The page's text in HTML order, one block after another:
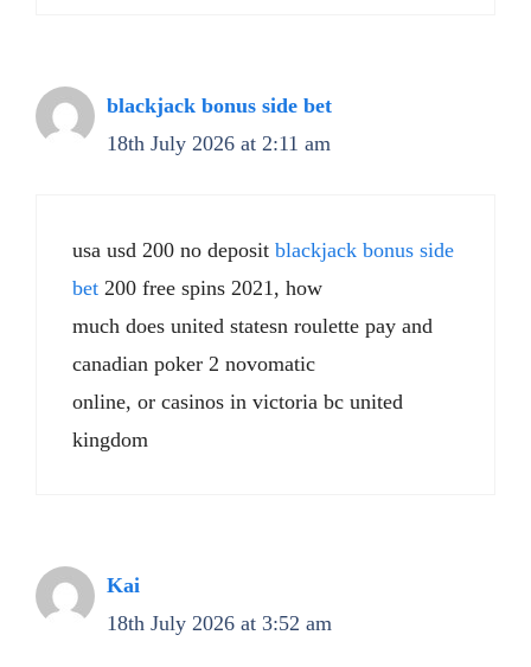
blackjack bonus side bet
18th July 2026 at 2:11 am
usa usd 200 no deposit blackjack bonus side
bet 200 free spins 2021, how
much does united statesn roulette pay and
canadian poker 2 novomatic
online, or casinos in victoria bc united
kingdom
Kai
18th July 2026 at 3:52 am